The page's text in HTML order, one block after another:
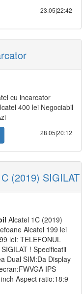
23.05|22:42
cu incarcator
400 lei Negociabil
28.05|20:12
(2019) SIGILAT
Alcatel 1C (2019)
Alcatel 199 lei
lei: TELEFONUL
! Specificatii
Dual SIM:Da Display
IPS
Aspect ratio:18:9